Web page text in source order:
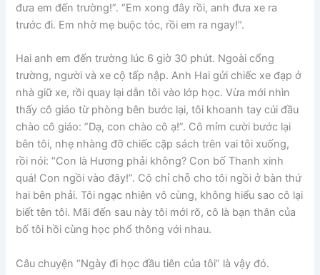
đưa em đến trường!”. “Em xong đây rồi, anh đưa xe ra
trước đi. Em nhờ mẹ buộc tóc, rồi em ra ngay!”.
Hai anh em đến trường lúc 6 giờ 30 phút. Ngoài cổng
trường, người và xe cộ tấp nập. Anh Hai gửi chiếc xe đạp ở
nhà giữ xe, rồi quay lại dẫn tôi vào lớp học. Vừa mới nhìn
thấy cô giáo từ phòng bên bước lại, tôi khoanh tay cúi đầu
chào cô giáo: ”Dạ, con chào cô ạ!”. Cô mỉm cười bước lại
bên tôi, nhẹ nhàng đỡ chiếc cặp sách trên vai tôi xuống,
rồi nói: “Con là Hương phải không? Con bố Thanh xinh
quá! Con ngồi vào đây!”. Cô chỉ chỗ cho tôi ngồi ở bàn thứ
hai bên phải. Tôi ngạc nhiên vô cùng, không hiểu sao cô lại
biết tên tôi. Mãi đến sau này tôi mới rõ, cô là bạn thân của
bố tôi hồi cùng học phổ thông với nhau.
Câu chuyện “Ngày đi học đầu tiên của tôi” là vậy đó.